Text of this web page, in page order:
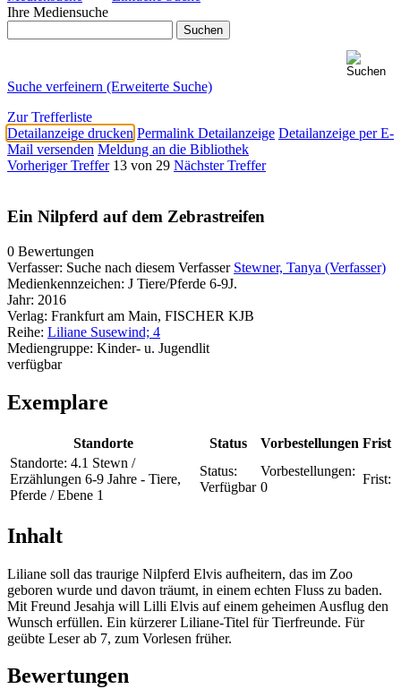
Ihre Mediensuche
Suche verfeinern (Erweiterte Suche)
Zur Trefferliste
Detailanzeige drucken Permalink Detailanzeige Detailanzeige per E-
Mail versenden Meldung an die Bibliothek
Vorheriger Treffer 13 von 29 Nächster Treffer
Ein Nilpferd auf dem Zebrastreifen
0 Bewertungen
Verfasser: Suche nach diesem Verfasser Stewner, Tanya (Verfasser)
Medienkennzeichen: J Tiere/Pferde 6-9J.
Jahr: 2016
Verlag: Frankfurt am Main, FISCHER KJB
Reihe: Liliane Susewind; 4
Mediengruppe: Kinder- u. Jugendlit
verfügbar
Exemplare
Standorte Status Vorbestellungen Frist
Standorte: 4.1 Stewn /
Erzählungen 6-9 Jahre - Tiere,
Pferde / Ebene 1
Status:
Verfügbar
Vorbestellungen:
0
Frist:
Inhalt
Liliane soll das traurige Nilpferd Elvis aufheitern, das im Zoo
geboren wurde und davon träumt, in einem echten Fluss zu baden.
Mit Freund Jesahja will Lilli Elvis auf einem geheimen Ausflug den
Wunsch erfüllen. Ein kürzerer Liliane-Titel für Tierfreunde. Für
geübte Leser ab 7, zum Vorlesen früher.
Bewertungen